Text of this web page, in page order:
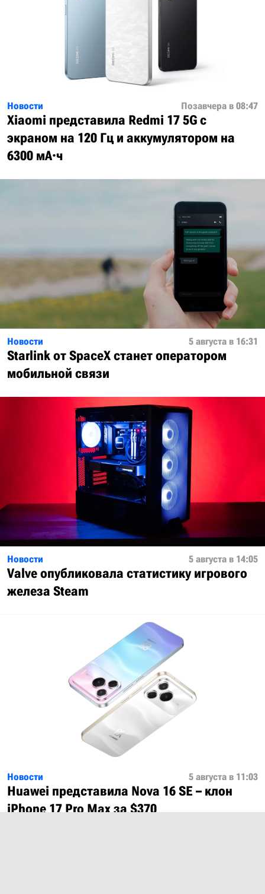
Новости Позавчера в 08:47
Xiaomi представила Redmi 17 5G с
экраном на 120 Гц и аккумулятором на
6300 мА·ч
Новости 5 августа в 16:31
Starlink от SpaceX станет оператором
мобильной связи
Новости 5 августа в 14:05
Valve опубликовала статистику игрового
железа Steam
Новости 5 августа в 11:03
Huawei представила Nova 16 SE – клон
iPhone 17 Pro Max за $370